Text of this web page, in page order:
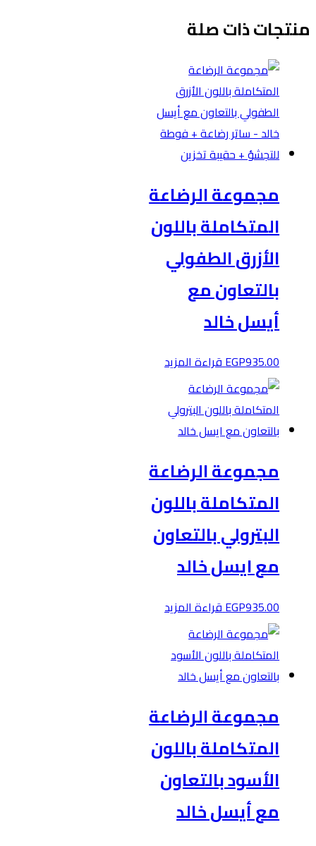
ذات صلة
مجموعة الرضاعة
المتكاملة باللون
الأزرق الطفولي
بالتعاون مع
أيسل خالد
EGP935.00 قراءة المزيد
مجموعة الرضاعة
المتكاملة باللون
البترولي بالتعاون
مع ايسل خالد
EGP935.00 قراءة المزيد
مجموعة الرضاعة
المتكاملة باللون
الأسود بالتعاون
مع أيسل خالد